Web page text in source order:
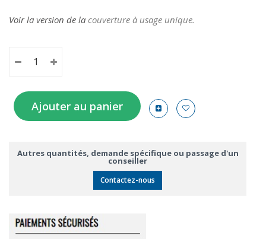
Voir la version de la couverture à usage unique.
Ajouter au panier
Autres quantités, demande spécifique ou passage d'un
conseiller
Contactez-nous